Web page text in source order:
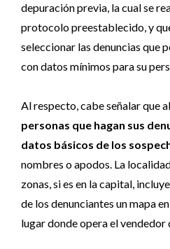
depuración previa, la cual se
protocolo preestablecido, y
seleccionar las denuncias que
con datos mínimos para su
Al respecto, cabe señalar que
personas que hagan sus
datos básicos de los
nombres o apodos. La
zonas, si es en la capital,
de los denunciantes un mapa
lugar donde opera el vendedor